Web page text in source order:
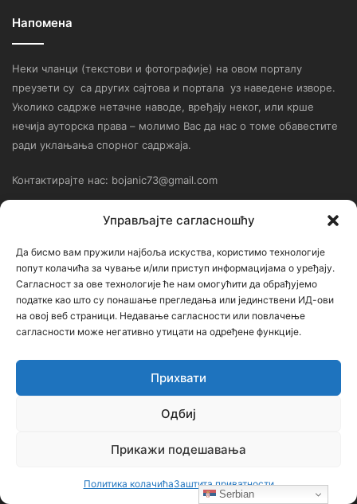
Управљајте сагласношћу
Да бисмо вам пружили најбоља искуства, користимо технологије
попут колачића за чување и/или приступ информацијама о уређају.
Сагласност за ове технологије ће нам омогућити да обрађујемо
податке као што су понашање прегледања или јединствени ИД-ови
на овој веб страници. Недавање сагласности или повлачење
сагласности може негативно утицати на одређене функције.
Прихвати
Одбиј
Прикажи подешавања
Политика колачићаЗаштита приватности
Напомена
Неки чланци (текстови и фотографије) на овом порталу
преузети су са других сајтова и портала уз наведене изворе.
Уколико садрже нетачне наводе, вређају неког, или крше
нечија ауторска права – молимо Вас да нас о томе обавестите
ради уклањања спорног садржаја.
Контактирајте нас: bojanic73@gmail.com
Ђорђе Бојанић, проф. историје – главни уредник
Седиште: Србија, 18000, Ниш
Контакт: тел. +381 652061021
администратор – bojanic73@gmail.com
утицајем ни једне политичке опције или организације. Сајт није
профитабилан, заснива се на добровољном раду.
Serbian